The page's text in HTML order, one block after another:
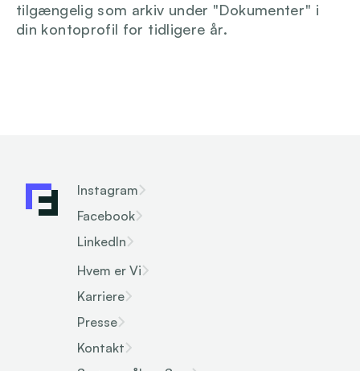
tilgængelig som arkiv under "Dokumenter" i
din kontoprofil for tidligere år.
Instagram
Facebook
LinkedIn
Hvem er Vi
Karriere
Presse
Kontakt